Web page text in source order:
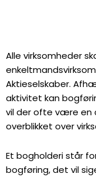
Alle virksomheder
Aktieselskaber.
aktivitet kan
vil der ofte være en
overblikket over
Et bogholderi står
bogføring, det vil